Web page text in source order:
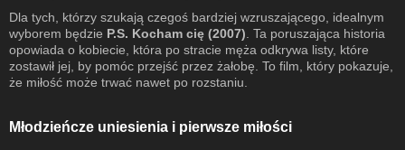
Dla tych, którzy szukają czegoś bardziej wzruszającego, idealnym
wyborem będzie P.S. Kocham cię (2007) . Ta poruszająca historia
opowiada o kobiecie, która po stracie męża odkrywa listy, które
zostawił jej, by pomóc przejść przez żałobę. To film, który pokazuje,
że miłość może trwać nawet po rozstaniu.
Młodzieńcze uniesienia i pierwsze miłości